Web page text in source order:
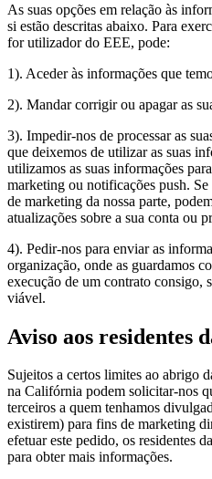
As suas opções em relação às
si estão descritas abaixo. Para
for utilizador do EEE, pode:
1). Aceder às informações que
2). Mandar corrigir ou apagar as
3). Impedir-nos de processar as
que deixemos de utilizar as suas
utilizamos as suas informações
marketing ou notificações push.
de marketing da nossa parte,
atualizações sobre a sua conta ou
4). Pedir-nos para enviar as
organização, onde as guardamos
execução de um contrato consigo,
viável.
Aviso aos residentes
Sujeitos a certos limites ao abrigo
na Califórnia podem solicitar-nos
terceiros a quem tenhamos
existirem) para fins de marketing
efetuar este pedido, os residentes
para obter mais informações.